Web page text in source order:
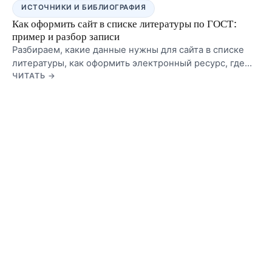
ИСТОЧНИКИ И БИБЛИОГРАФИЯ
Как оформить сайт в списке литературы по ГОСТ:
пример и разбор записи
Разбираем, какие данные нужны для сайта в списке
литературы, как оформить электронный ресурс, где
указать URL и дату обращения, и какие ошибки чаще
ЧИТАТЬ →